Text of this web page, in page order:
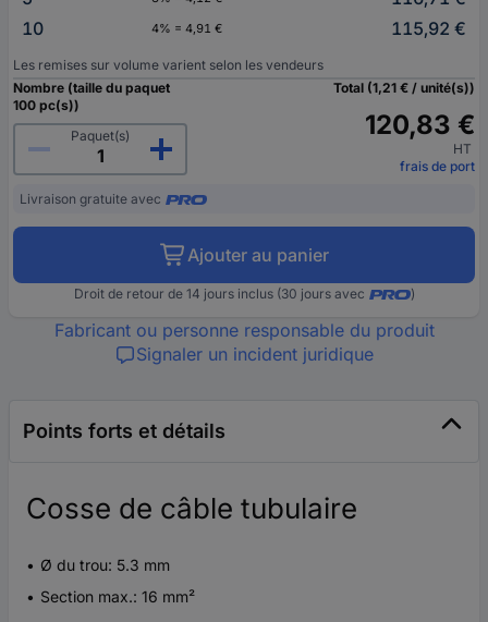
10
4% = 4,91 € 115,92 €
Les remises sur volume varient selon les vendeurs
Nombre (taille du paquet
100 pc(s))
Paquet(s)
Total (1,21 € / unité(s))
120,83 €
HT
frais de port
Livraison gratuite avec
Ajouter au panier
Droit de retour de 14 jours inclus (30 jours avec )
Fabricant ou personne responsable du produit
Signaler un incident juridique
Points forts et détails
Cosse de câble tubulaire
Ø du trou: 5.3 mm
Section max.: 16 mm²